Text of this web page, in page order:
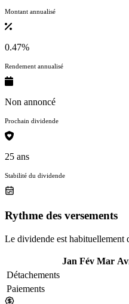
Montant annualisé
0.47%
Rendement annualisé
Non annoncé
Prochain dividende
25 ans
Stabilité du dividende
Rythme des versements
Le dividende est habituellement
Jan Fév Mar
Détachements
Paiements